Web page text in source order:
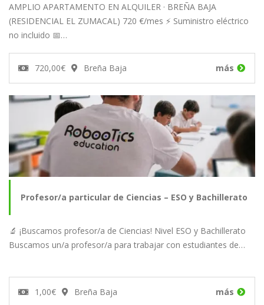
PISCINA. BREÑA BAJA
AMPLIO APARTAMENTO EN ALQUILER · BREÑA BAJA
(RESIDENCIAL EL ZUMACAL) 720 €/mes ⚡ Suministro eléctrico
no incluido 📅…
720,00€ Breña Baja más
Profesor/a particular de Ciencias – ESO y Bachillerato
🔬 ¡Buscamos profesor/a de Ciencias! Nivel ESO y Bachillerato
Buscamos un/a profesor/a para trabajar con estudiantes de…
1,00€ Breña Baja más